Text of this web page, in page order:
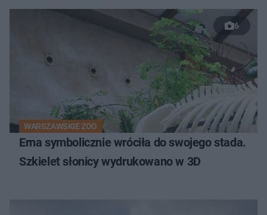
6
WARSZAWSKIE ZOO
Erna symbolicznie wróciła do swojego stada.
Szkielet słonicy wydrukowano w 3D